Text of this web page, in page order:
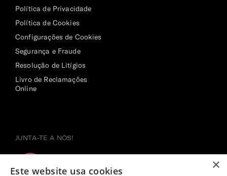
Política de Privacidade
Política de Cookies
Configurações de Cookies
Segurança e Fraude
Resolução de Litígios
Livro de Reclamações
Online
JUNTA-TE A NÓS!
×
Este website usa cookies